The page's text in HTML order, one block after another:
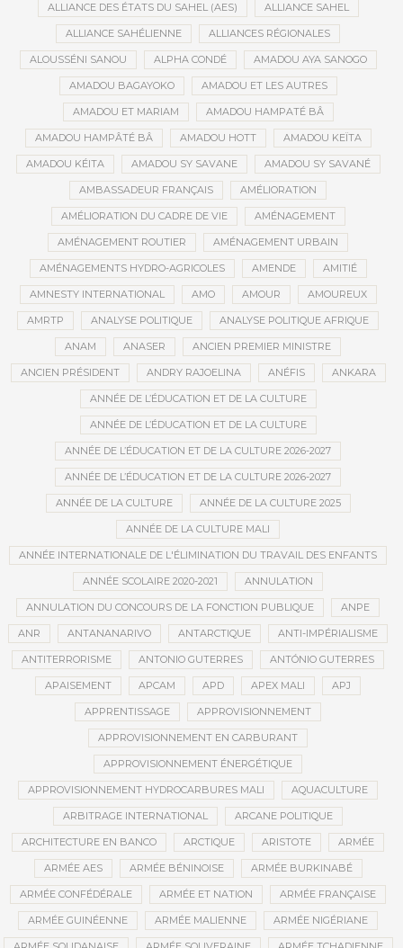
ALLIANCE DES ÉTATS DU SAHEL (AES) ALLIANCE SAHEL
ALLIANCE SAHÉLIENNE ALLIANCES RÉGIONALES
ALOUSSÉNI SANOU ALPHA CONDÉ AMADOU AYA SANOGO
AMADOU BAGAYOKO AMADOU ET LES AUTRES
AMADOU ET MARIAM AMADOU HAMPATÉ BÂ
AMADOU HAMPÂTÉ BÂ AMADOU HOTT AMADOU KEÏTA
AMADOU KÉITA AMADOU SY SAVANE AMADOU SY SAVANÉ
AMBASSADEUR FRANÇAIS AMÉLIORATION
AMÉLIORATION DU CADRE DE VIE AMÉNAGEMENT
AMÉNAGEMENT ROUTIER AMÉNAGEMENT URBAIN
AMÉNAGEMENTS HYDRO-AGRICOLES AMENDE AMITIÉ
AMNESTY INTERNATIONAL AMO AMOUR AMOUREUX
AMRTP ANALYSE POLITIQUE ANALYSE POLITIQUE AFRIQUE
ANAM ANASER ANCIEN PREMIER MINISTRE
ANCIEN PRÉSIDENT ANDRY RAJOELINA ANÉFIS ANKARA
ANNÉE DE L’ÉDUCATION ET DE LA CULTURE
ANNÉE DE L’ÉDUCATION ET DE LA CULTURE
ANNÉE DE L’ÉDUCATION ET DE LA CULTURE 2026-2027
ANNÉE DE L’ÉDUCATION ET DE LA CULTURE 2026-2027
ANNÉE DE LA CULTURE ANNÉE DE LA CULTURE 2025
ANNÉE DE LA CULTURE MALI
ANNÉE INTERNATIONALE DE L'ÉLIMINATION DU TRAVAIL DES ENFANTS
ANNÉE SCOLAIRE 2020-2021 ANNULATION
ANNULATION DU CONCOURS DE LA FONCTION PUBLIQUE ANPE
ANR ANTANANARIVO ANTARCTIQUE ANTI-IMPÉRIALISME
ANTITERRORISME ANTONIO GUTERRES ANTÓNIO GUTERRES
APAISEMENT APCAM APD APEX MALI APJ
APPRENTISSAGE APPROVISIONNEMENT
APPROVISIONNEMENT EN CARBURANT
APPROVISIONNEMENT ÉNERGÉTIQUE
APPROVISIONNEMENT HYDROCARBURES MALI AQUACULTURE
ARBITRAGE INTERNATIONAL ARCANE POLITIQUE
ARCHITECTURE EN BANCO ARCTIQUE ARISTOTE ARMÉE
ARMÉE AES ARMÉE BÉNINOISE ARMÉE BURKINABÉ
ARMÉE CONFÉDÉRALE ARMÉE ET NATION ARMÉE FRANÇAISE
ARMÉE GUINÉENNE ARMÉE MALIENNE ARMÉE NIGÉRIANE